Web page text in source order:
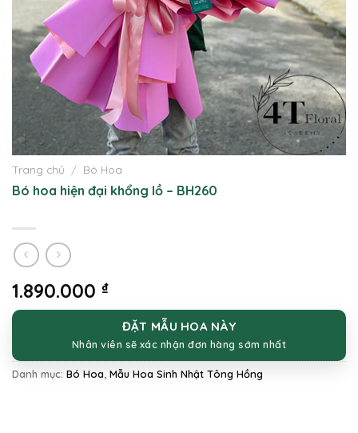
Trang chủ / Bó Hoa
Bó hoa hiện đại khổng lồ – BH260
1.890.000 ₫
ĐẶT MẪU HOA NÀY
Nhân viên sẽ xác nhận đơn hàng sớm nhất
Danh mục: Bó Hoa Mẫu Hoa Sinh Nhật Tông Hồng